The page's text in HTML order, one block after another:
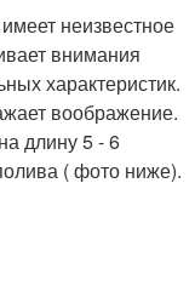
неизвестное
внимания
характеристик.
воображение.
длину 5 - 6
( фото ниже).